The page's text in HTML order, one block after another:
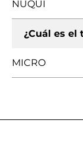
NUQUI
¿Cuál es el
MICRO